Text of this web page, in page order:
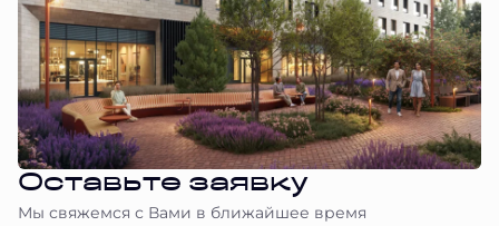
Оставьте заявку
Мы свяжемся с Вами в ближайшее время